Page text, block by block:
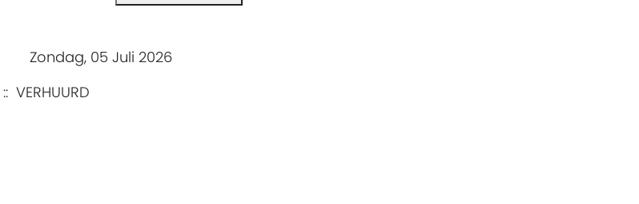
Zondag, 05 Juli 2026
:: VERHUURD